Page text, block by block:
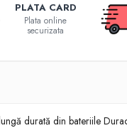
PLATA CARD
Plata online
securizata
durată din bateriile